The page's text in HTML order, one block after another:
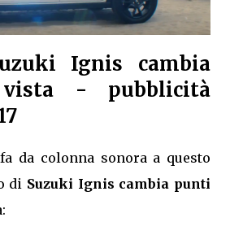
Ignis cambia
- pubblicità
da colonna sonora a questo
di Suzuki Ignis cambia punti